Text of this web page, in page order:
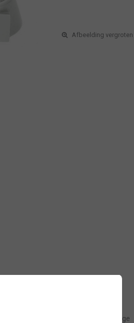
Afbeelding vergroten
brandweer trofee. Deze zware
te bekronen.
in een chique zilver- en goudkleurige